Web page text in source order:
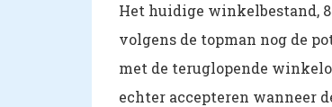
Het huidige winkelbestand,
volgens de topman nog de
met de teruglopende
echter accepteren wanneer